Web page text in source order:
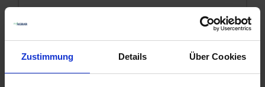
Zustimmung Details Über Cookies
zzgl. 19% MwSt. zzgl. Versandkosten
105,16 €/1 St